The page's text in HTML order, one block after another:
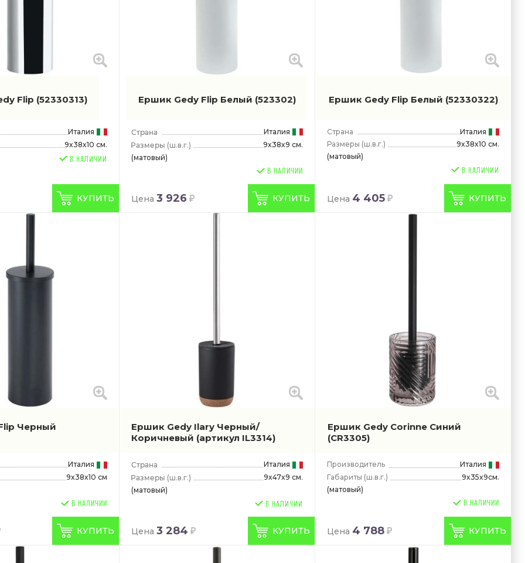
Flip (52330313)
Италия
9x38x10 см.
КУПИТЬ
Ершик Gedy Flip Белый (523302)
Италия
(ш.в.г.)
9x38x9 см.
(матовый)
В НАЛИЧИИ
Цена 3 926 КУПИТЬ
Ершик Gedy Flip Белый (52330322)
Страна
Италия
Размеры (ш.в.г.)
9x38x10 см.
(матовый)
Цена 4 405 КУПИТЬ
Черный
Италия
9x38x10 см
В НАЛИЧИИ
КУПИТЬ
Ершик Gedy Ilary Черный/
Коричневый (артикул IL3314)
Италия
(ш.в.г.)
9x47x9 см.
(матовый)
Цена 3 284 КУПИТЬ
Ершик Gedy Corinne Синий
(CR3305)
Производитель
Италия
Габариты (ш.в.г.)
9x35x9см.
(матовый)
В НАЛИЧИИ
Цена 4 788 КУПИТЬ